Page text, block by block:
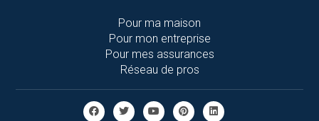
Pour ma maison
Pour mon entreprise
Pour mes assurances
Réseau de pros